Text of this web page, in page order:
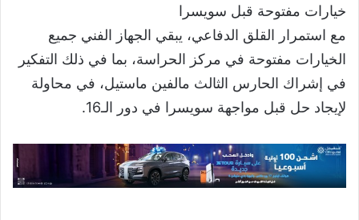
خيارات مفتوحة قبل سويسرا
مع استمرار القلق الدفاعي، يبقي الجهاز الفني جميع
الخيارات مفتوحة في مركز الحراسة، بما في ذلك التفكير
في إشراك الحارس الثالث مالفين ماستيل، في محاولة
لإيجاد حل قبل مواجهة سويسرا في دور الـ16.